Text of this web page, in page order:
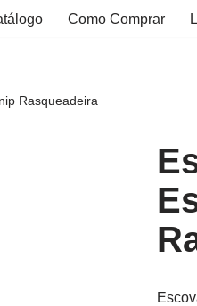
Como Comprar
Rasqueadeira